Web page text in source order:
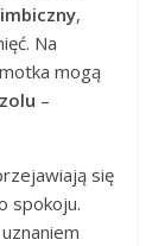
,
Na
mogą
–
się
spokoju.